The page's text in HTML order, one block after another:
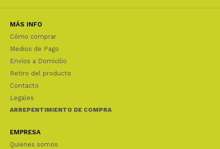
MÁS INFO
Cómo comprar
Medios de Pago
Envíos a Domicilio
Retiro del producto
Contacto
Legales
ARREPENTIMIENTO DE COMPRA
EMPRESA
Quienes somos